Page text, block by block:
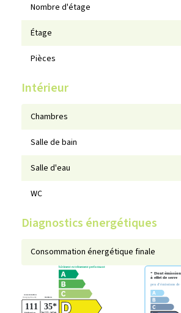
Nombre d'étage
Étage
Pièces
Intérieur
Chambres
Salle de bain
Salle d'eau
WC
Diagnostics énergétiques
Consommation énergétique finale